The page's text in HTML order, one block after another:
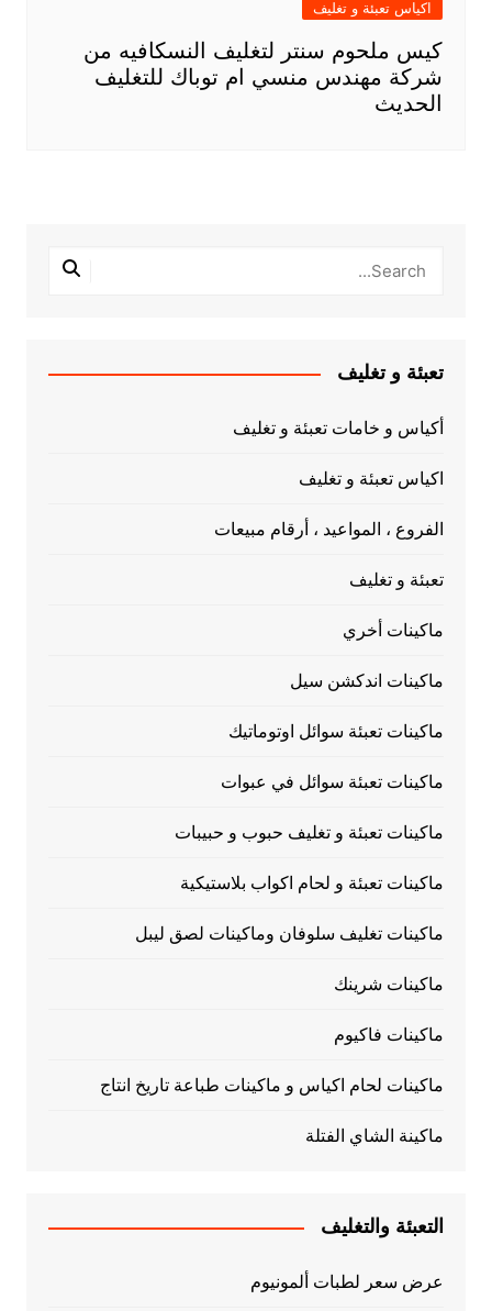
اكياس تعبئة و تغليف
كيس ملحوم سنتر لتغليف النسكافيه من
شركة مهندس منسي ام توباك للتغليف
الحديث
تعبئة و تغليف
أكياس و خامات تعبئة و تغليف
اكياس تعبئة و تغليف
الفروع ، المواعيد ، أرقام مبيعات
تعبئة و تغليف
ماكينات أخري
ماكينات اندكشن سيل
ماكينات تعبئة سوائل اوتوماتيك
ماكينات تعبئة سوائل في عبوات
ماكينات تعبئة و تغليف حبوب و حبيبات
ماكينات تعبئة و لحام اكواب بلاستيكية
ماكينات تغليف سلوفان وماكينات لصق ليبل
ماكينات شرينك
ماكينات فاكيوم
ماكينات لحام اكياس و ماكينات طباعة تاريخ انتاج
ماكينة الشاي الفتلة
التعبئة والتغليف
عرض سعر لطبات ألمونيوم